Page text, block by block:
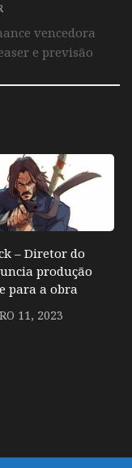
vencedora
e previsão
– Diretor do
produção
para a obra
11, 2023